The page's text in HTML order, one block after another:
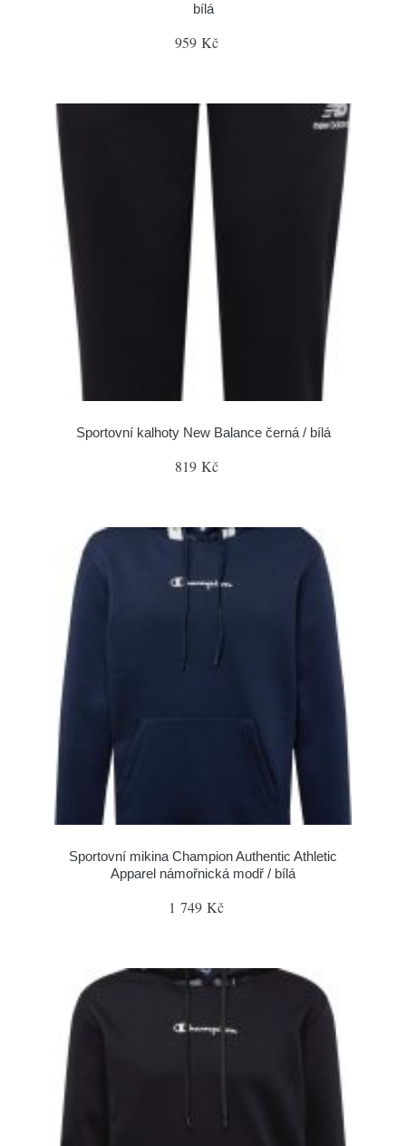
bílá
959 Kč
Sportovní kalhoty New Balance černá / bílá
819 Kč
Sportovní mikina Champion Authentic Athletic
Apparel námořnická modř / bílá
1 749 Kč